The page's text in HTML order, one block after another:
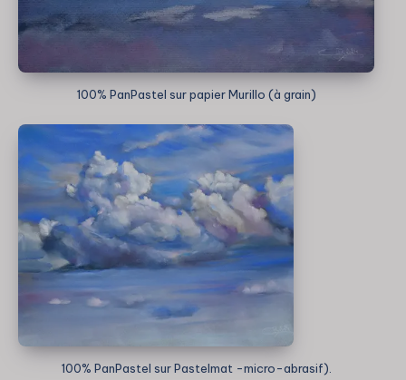
100% PanPastel sur papier Murillo (à grain)
100% PanPastel sur Pastelmat -micro-abrasif).